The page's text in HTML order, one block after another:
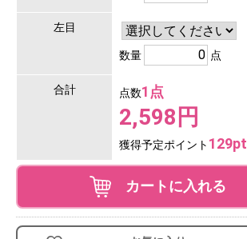
左目
数量 点
合計 点数1点
2,598円
獲得予定ポイント 129pt
カートに入れる